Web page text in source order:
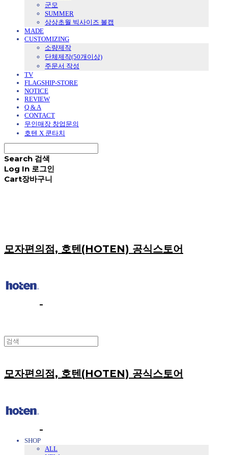
군모
SUMMER
상상초월 빅사이즈 볼캡
MADE
CUSTOMIZING
소량제작
단체제작(50개이상)
주문서 작성
TV
FLAGSHIP-STORE
NOTICE
REVIEW
Q & A
CONTACT
무인매장 창업문의
호텐 X 쿤타치
Search 검색
Log In 로그인
Cart장바구니
모자편의점, 호텐(HOTEN) 공식스토어
모자편의점, 호텐(HOTEN) 공식스토어
SHOP
ALL